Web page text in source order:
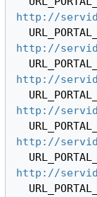
http://
http://
http://
http://
http://
http://